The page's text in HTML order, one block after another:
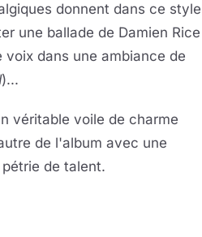
donnent dans ce style
une ballade de Damien Rice
dans une ambiance de
)...
véritable voile de charme
de l'album avec une
de talent.